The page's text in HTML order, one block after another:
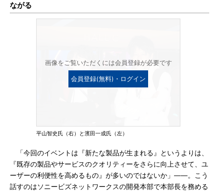
ながる
画像をご覧いただくには会員登録が必要です
会員登録(無料)・ログイン
平山智史氏（右）と濱田一成氏（左）
「今回のイベントは『新たな製品が生まれる』というよりは、
『既存の製品やサービスのクオリティーをさらに向上させて、ユ
ーザーの利便性を高めるもの』が多いのではないか」――。こう
話すのはソニービズネットワークスの開発本部で本部長を務める